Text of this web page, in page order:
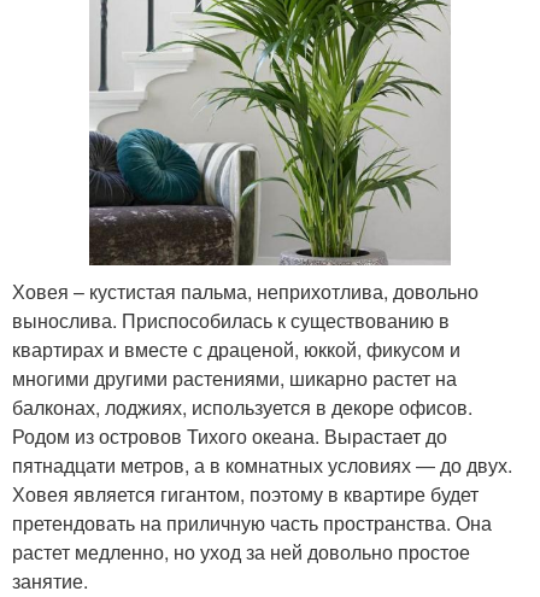
Ховея – кустистая пальма, неприхотлива, довольно
вынослива. Приспособилась к существованию в
квартирах и вместе с драценой, юккой, фикусом и
многими другими растениями, шикарно растет на
балконах, лоджиях, используется в декоре офисов.
Родом из островов Тихого океана. Вырастает до
пятнадцати метров, а в комнатных условиях — до двух.
Ховея является гигантом, поэтому в квартире будет
претендовать на приличную часть пространства. Она
растет медленно, но уход за ней довольно простое
занятие.